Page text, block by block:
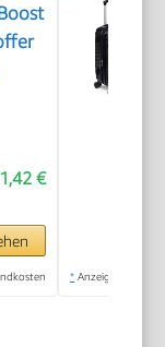
L,
€
* Anzeige